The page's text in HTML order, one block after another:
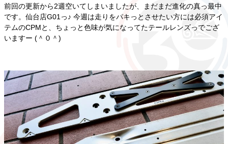
前回の更新から2週空いてしまいましたが、まだまだ進化の真っ最中
です。仙台店G01っ♪ 今週は走りをパキっとさせたい方には必須アイ
テムのCPMと、ちょっと色味が気になってたテールレンズっでござ
いますー (＾０＾)